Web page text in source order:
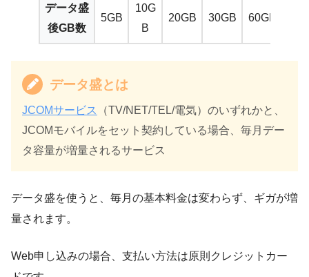
データ盛
後GB数
5GB
10G
B
20GB 30GB 60GB
データ盛とは
JCOMサービス
（TV/NET/TEL/電気）のいずれかと、
JCOMモバイルをセット契約している場合、毎月デー
タ容量が増量されるサービス
データ盛を使うと、毎月の基本料金は変わらず、ギガが増
量されます。
Web申し込みの場合、支払い方法は原則クレジットカー